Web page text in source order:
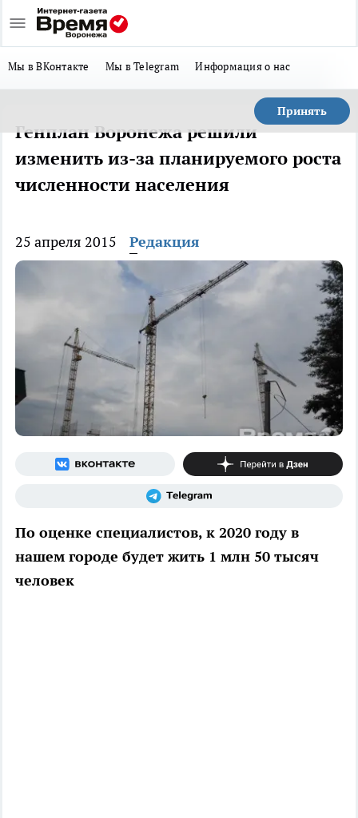
Мы в ВКонтакте Мы в Telegram Информация о нас
Принять
Генплан Воронежа решили
изменить из-за планируемого роста
численности населения
25 апреля 2015 Редакция
По оценке специалистов, к 2020 году в
нашем городе будет жить 1 млн 50 тысяч
человек